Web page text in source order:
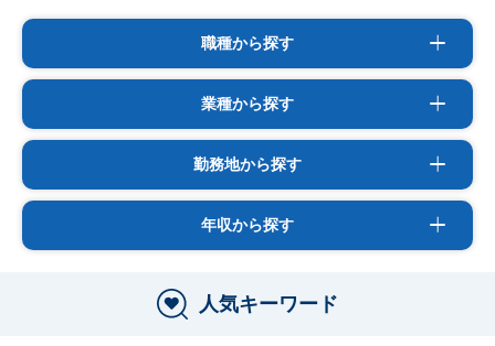
職種から探す
業種から探す
勤務地から探す
年収から探す
人気キーワード